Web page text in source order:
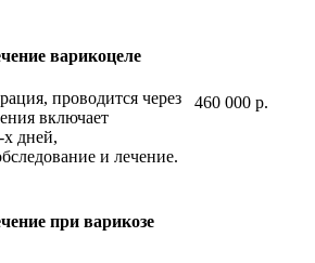
варикоцеле
проводится через
включает
дней,
и лечение.
460 000 р.
при варикозе